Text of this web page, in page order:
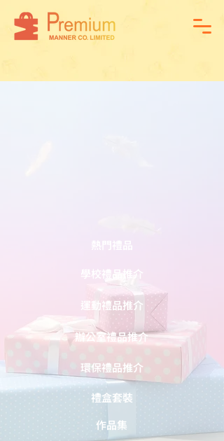
熱門禮品
學校禮品推介
運動禮品推介
辦公室禮品推介
環保禮品推介
禮盒套裝
作品集